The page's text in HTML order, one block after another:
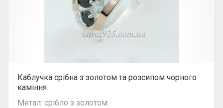
Каблучка срібна з золотом та розсипом чорного
каміння
Метал: срібло з золотом.